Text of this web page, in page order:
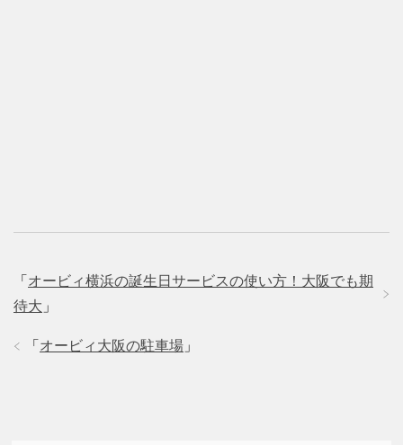
「 オービィ横浜の誕生日サービスの使い方！大阪でも期
待大 」
「 オービィ大阪の駐車場 」